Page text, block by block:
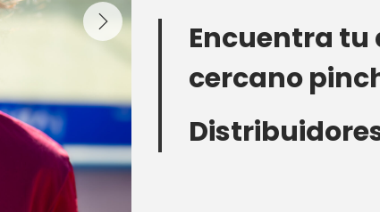
Encuentra
cercano